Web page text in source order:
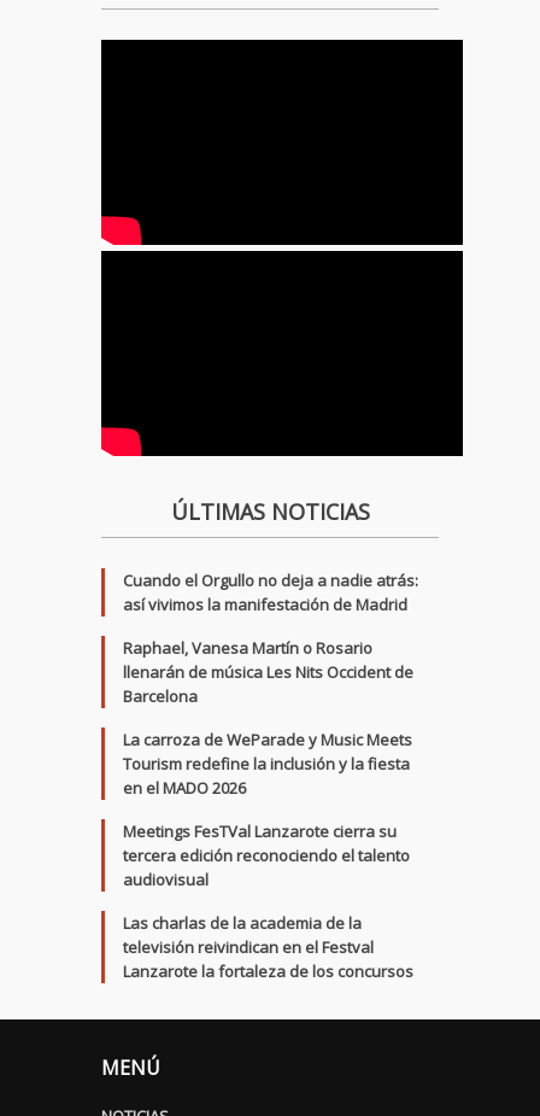
ÚLTIMAS NOTICIAS
Cuando el Orgullo no deja a nadie atrás:
así vivimos la manifestación de Madrid
Raphael, Vanesa Martín o Rosario
llenarán de música Les Nits Occident de
Barcelona
La carroza de WeParade y Music Meets
Tourism redefine la inclusión y la fiesta
en el MADO 2026
Meetings FesTVal Lanzarote cierra su
tercera edición reconociendo el talento
audiovisual
Las charlas de la academia de la
televisión reivindican en el Festval
Lanzarote la fortaleza de los concursos
MENÚ